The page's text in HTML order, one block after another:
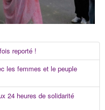
reporté !
les femmes et le peuple
24 heures de solidarité